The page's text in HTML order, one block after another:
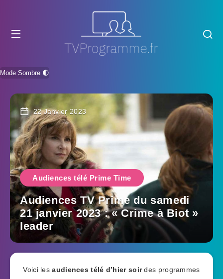
Mode Sombre 🌓
22 Janvier 2023
Audiences télé Prime Time
Audiences TV Prime du samedi
21 janvier 2023 : « Crime à Biot »
leader
Voici lesaudiences télé d’hier soirdes programmes